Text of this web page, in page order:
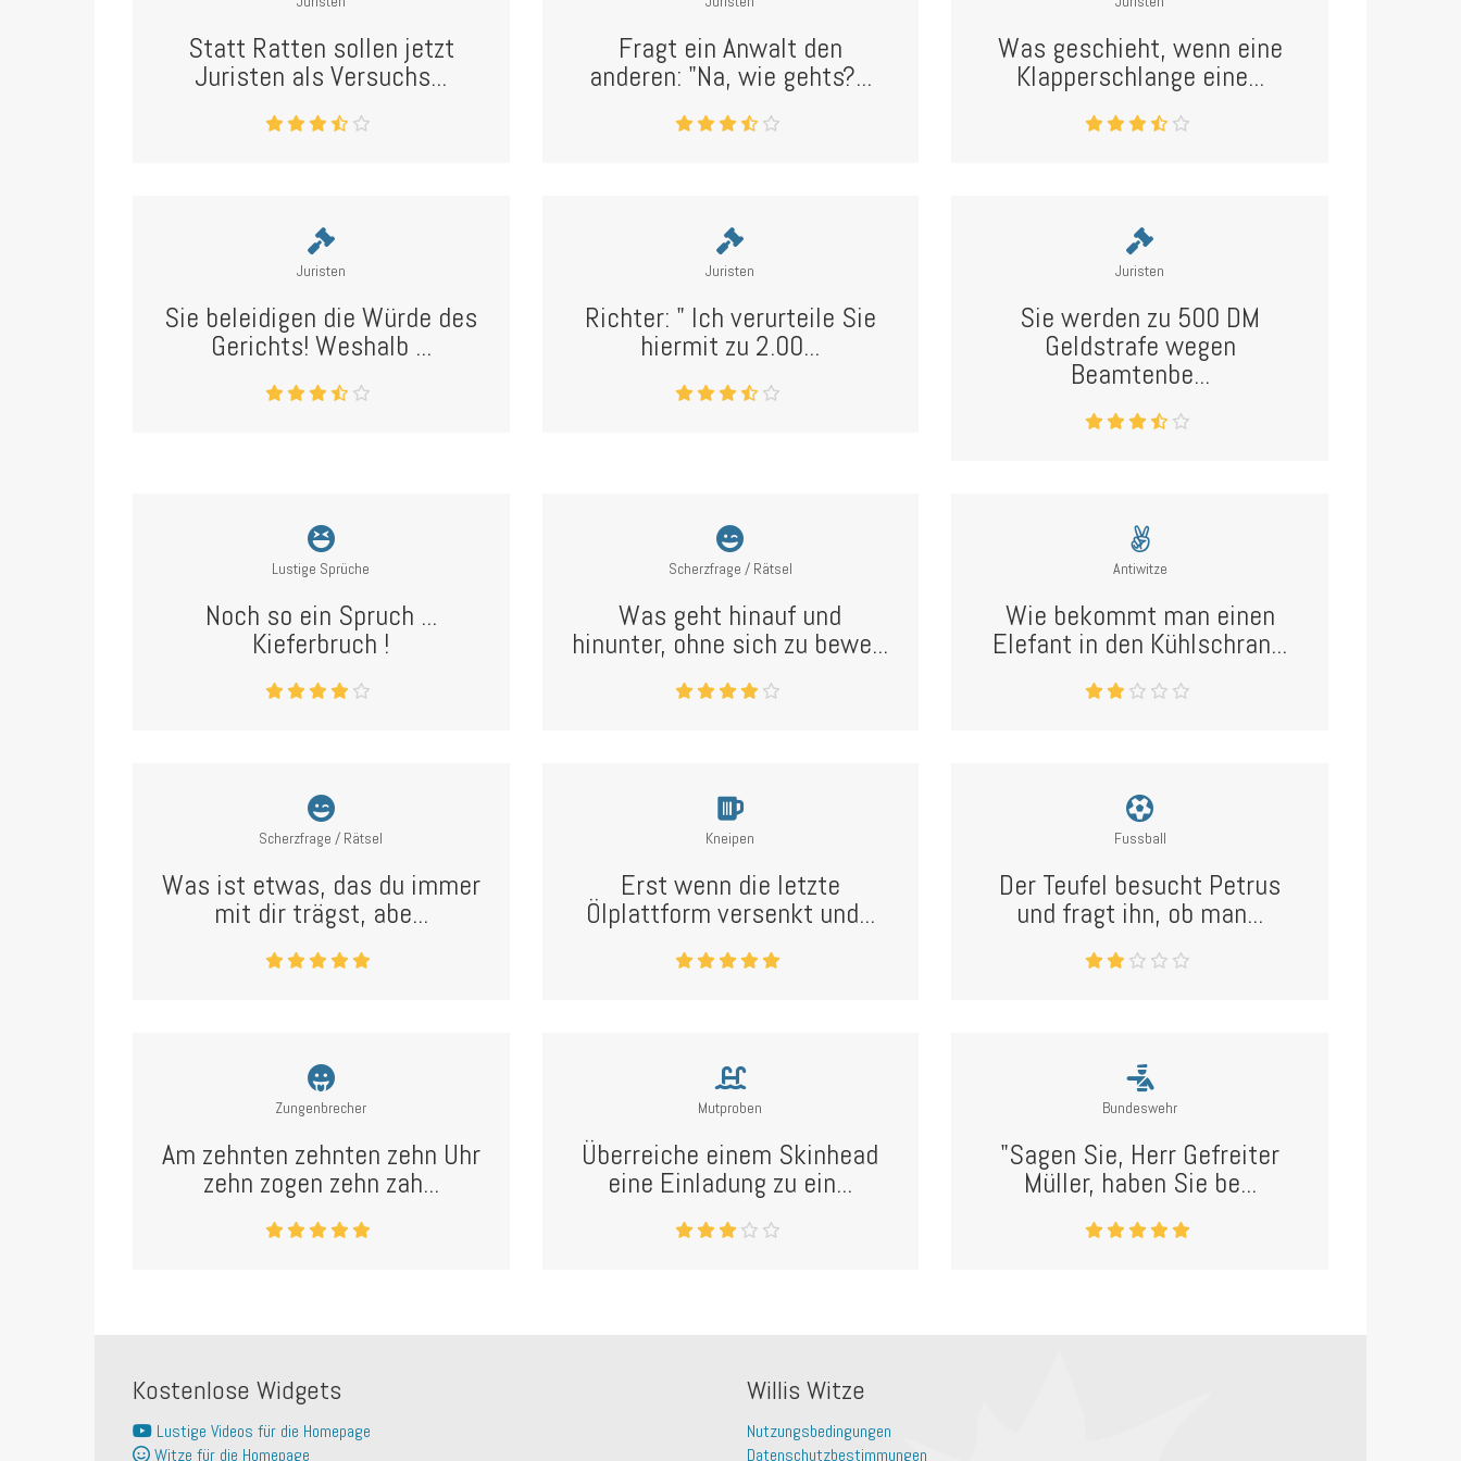
Statt Ratten sollen jetzt
Juristen als Versuchs...
Fragt ein Anwalt den
anderen: "Na, wie gehts?...
Was geschieht, wenn eine
Klapperschlange eine...
Juristen
Sie beleidigen die Würde des
Gerichts! Weshalb ...
Juristen
Richter: " Ich verurteile Sie
hiermit zu 2.00...
Juristen
Sie werden zu 500 DM
Geldstrafe wegen
Beamtenbe...
Lustige Sprüche
Noch so ein Spruch ...
Kieferbruch !
Scherzfrage / Rätsel
Was geht hinauf und
hinunter, ohne sich zu bewe...
Antiwitze
Wie bekommt man einen
Elefant in den Kühlschran...
Scherzfrage / Rätsel
Was ist etwas, das du immer
mit dir trägst, abe...
Kneipen
Erst wenn die letzte
Ölplattform versenkt und...
Fussball
Der Teufel besucht Petrus
und fragt ihn, ob man...
Zungenbrecher
Am zehnten zehnten zehn Uhr
zehn zogen zehn zah...
Mutproben
Überreiche einem Skinhead
eine Einladung zu ein...
Bundeswehr
"Sagen Sie, Herr Gefreiter
Müller, haben Sie be...
Kostenlose Widgets
Lustige Videos für die Homepage
Witze für die Homepage
Willis Witze
Nutzungsbedingungen
Datenschutzbestimmungen